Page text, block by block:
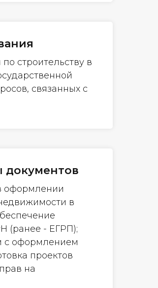
строительству в
связанных с
документов
оформлении
в
(ранее - ЕГРП);
с оформлением
проектов
на